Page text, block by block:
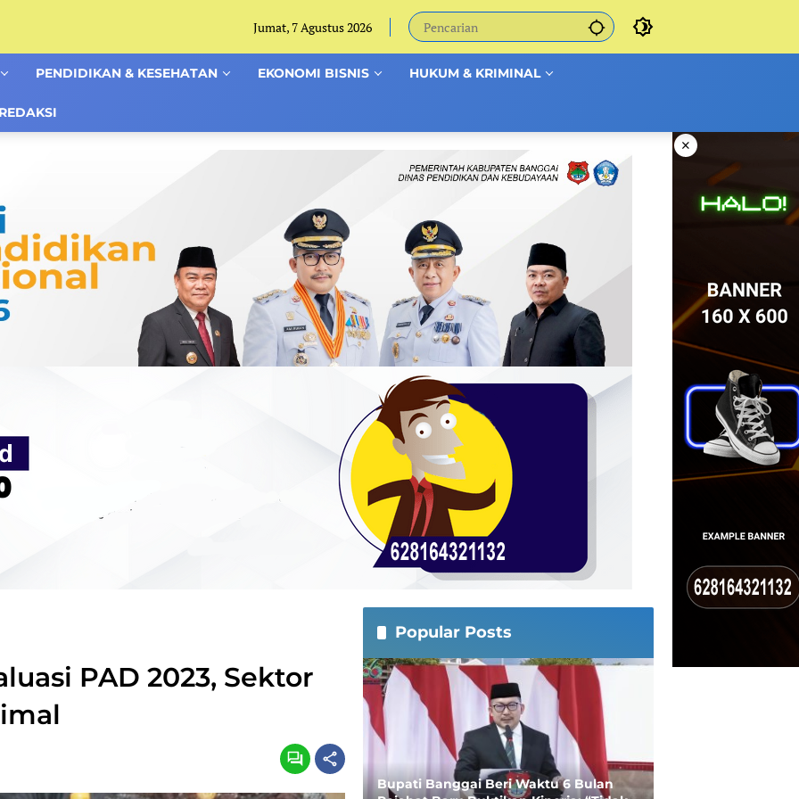
Jumat, 7 Agustus 2026
PENDIDIKAN & KESEHATAN EKONOMI BISNIS HUKUM & KRIMINAL
REDAKSI
×
PAD 2023, Sektor
Popular Posts
Bupati Banggai Beri Waktu 6 Bulan